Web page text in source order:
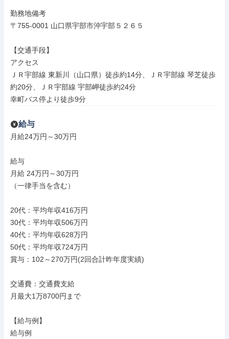
勤務地備考
〒755-0001 山口県宇部市沖宇部５２６５
【交通手段】
アクセス
ＪＲ宇部線 東新川（山口県）徒歩約14分、ＪＲ宇部線 琴芝徒歩
約20分、ＪＲ宇部線 宇部岬徒歩約24分
幸町バス停より徒歩9分
給与
月給24万円～30万円
給与
月給 24万円～30万円
（一律手当を含む）
20代：平均年収416万円
30代：平均年収506万円
40代：平均年収628万円
50代：平均年収724万円
賞与：102～270万円(2回合計昨年度実績)
交通費：交通費支給
月最大1万8700円まで
【給与例】
給与例